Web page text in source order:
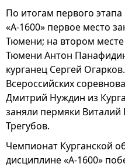
По итогам первого этапа
«А-1600» первое место
Тюмени; на втором месте
Тюмени Антон
курганец Сергей
Всероссийских
Дмитрий Нуждин из
заняли пермяки
Трегубов.
Чемпионат Курганской
дисциплине «А-1600»